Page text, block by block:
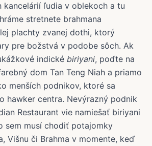
kancelárií ľudia v oblekoch a tu
stretnete brahmana
plachty zvanej dothi, ktorý
pre božstvá v podobe sôch. Ak
indické biriyani, poďte na
dom Tan Teng Niah a priamo
menších podnikov, ktoré sa
hawker centra. Nevýrazný podnik
Restaurant vie namiešať biriyani
sem musí chodiť potajomky
Višnu či Brahma v momente, keď